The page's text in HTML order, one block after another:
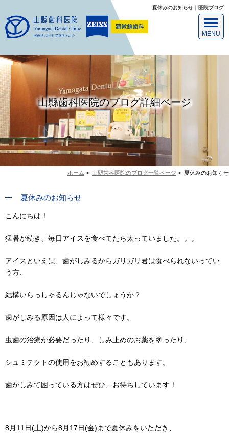
夏休みのお知らせ｜医院ブログ
山縣歯科医院のブログ詳細ページ
ホーム > 山縣歯科医院のブログ一覧ページ > 夏休みのお知らせ
夏休みのお知らせ
こんにちは！
猛暑が続き、毎日アイスを食べてたら太っていました。。。
アイスといえば、歯がしみるからガリガリ君は食べられないってい
う方、
結構いらっしゃるんじゃないでしょうか？
歯がしみる原因は人によって様々です。
虫歯の治療が必要だったり、しみ止めのお薬を塗ったり、
シュミテクトの使用をお勧めすることもあります。
歯がしみて困っている方はぜひ、お待ちしています！
8月11日(土)から8月17日(金)まで夏休みをいただき、